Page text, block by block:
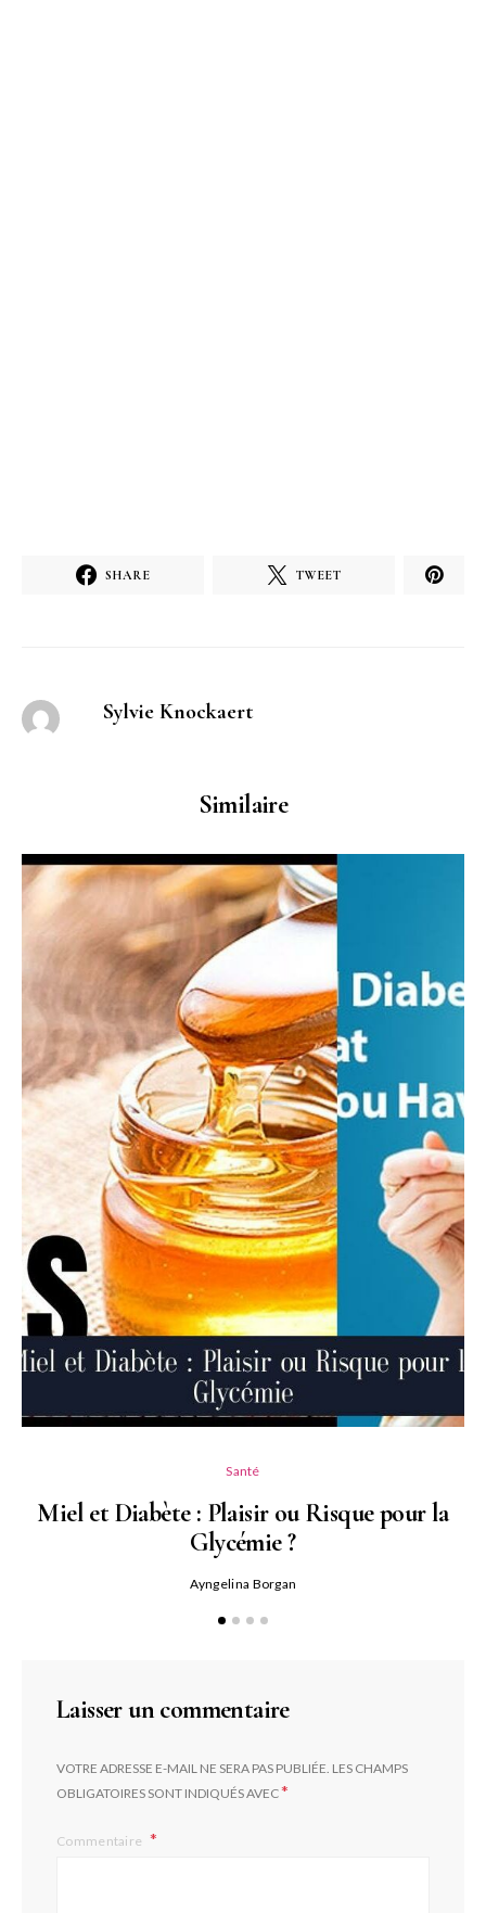
SHARE TWEET
Sylvie Knockaert
Similaire
Santé
Miel et Diabète : Plaisir ou Risque pour la
Glycémie ?
Ayngelina Borgan
Laisser un commentaire
VOTRE ADRESSE E-MAIL NE SERA PAS PUBLIÉE. LES CHAMPS
OBLIGATOIRES SONT INDIQUÉS AVEC*
Commentaire